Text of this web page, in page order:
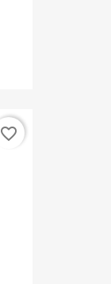
favorite_border